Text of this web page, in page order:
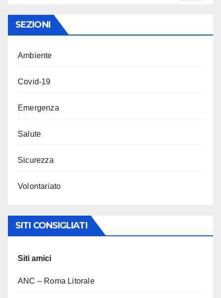
SEZIONI
Ambiente
Covid-19
Emergenza
Salute
Sicurezza
Volontariato
SITI CONSIGLIATI
Siti amici
ANC – Roma Litorale